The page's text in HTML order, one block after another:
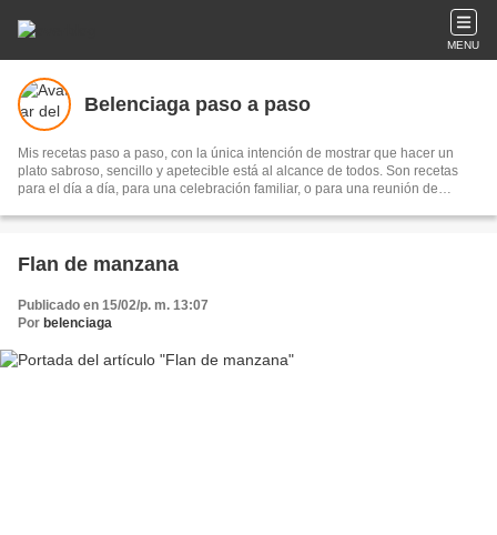
MENU
Belenciaga paso a paso
Mis recetas paso a paso, con la única intención de mostrar que hacer un
plato sabroso, sencillo y apetecible está al alcance de todos. Son recetas
para el día a día, para una celebración familiar, o para una reunión de
entusiasmo para hacerlas y el placer de compartirlas.
Flan de manzana
Publicado en 15/02/p. m. 13:07
Por belenciaga